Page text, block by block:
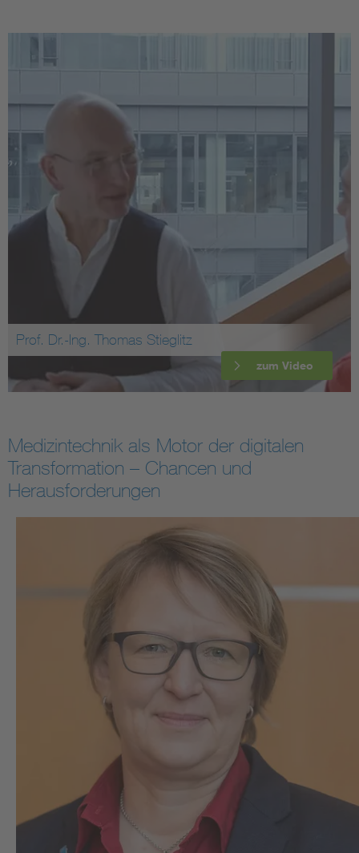
Prof. Dr.-Ing. Thomas Stieglitz
zum Video
Medizintechnik als Motor der digitalen
Transformation – Chancen und
Herausforderungen